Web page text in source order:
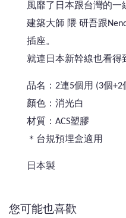
風靡了日本跟台灣的一
建築大師 隈 研吾跟
插座。
就連日本新幹線也看得
品名：2連5個用 (3個+2
顏色：消光白
材質：ACS塑膠
＊台規預埋盒適用
日本製
您可能也喜歡